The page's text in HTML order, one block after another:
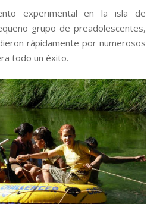
experimental en la isla de
grupo de preadolescentes,
rápidamente por numerosos
todo un éxito.